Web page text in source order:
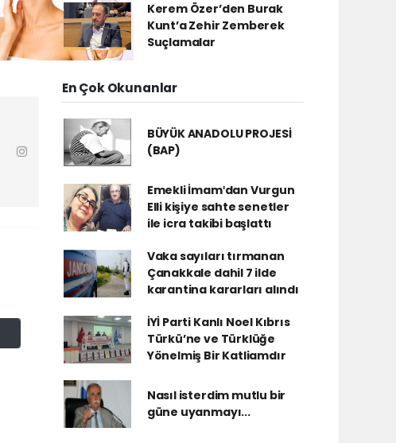
Kerem Özer’den Burak
Kunt’a Zehir Zemberek
Suçlamalar
En Çok Okunanlar
BÜYÜK ANADOLU PROJESİ
(BAP)
Emekli İmamʹdan Vurgun
Elli kişiye sahte senetler
ile icra takibi başlattı
Vaka sayıları tırmanan
Çanakkale dahil 7 ilde
karantina kararları alındı
İYİ Parti Kanlı Noel Kıbrıs
Türkü’ne ve Türklüğe
Yönelmiş Bir Katliamdır
Nasıl isterdim mutlu bir
güne uyanmayı...